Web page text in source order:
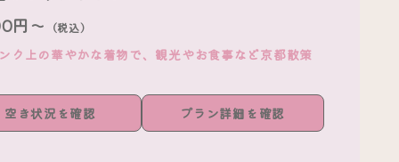
円～
（税込）
ク上の華やかな着物で、観光やお食事など京都散策
空き状況を確認 プラン詳細を確認